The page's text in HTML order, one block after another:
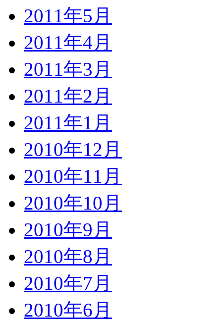
2011年5月
2011年4月
2011年3月
2011年2月
2011年1月
2010年12月
2010年11月
2010年10月
2010年9月
2010年8月
2010年7月
2010年6月